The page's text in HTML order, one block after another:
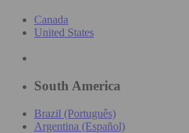
Canada
United States
South America
Brazil (Português)
Argentina (Español)